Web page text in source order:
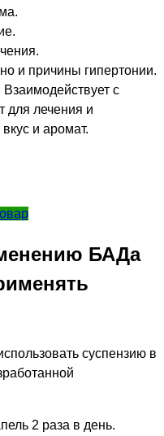
и причины гипертонии.
с
для лечения и
и аромат.
БАДа
суспензию в
2 раза в день.